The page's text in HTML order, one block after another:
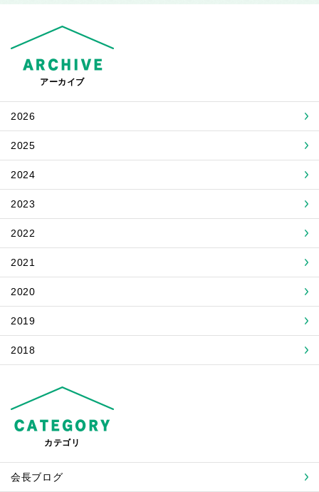
アーカイブ
2026
2025
2024
2023
2022
2021
2020
2019
2018
カテゴリ
会長ブログ